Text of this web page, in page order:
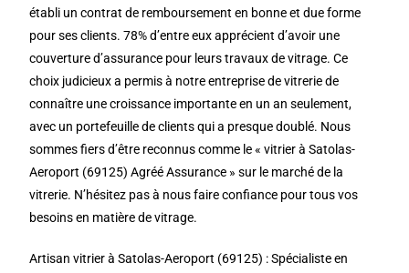
établi un contrat de remboursement en bonne et due forme
pour ses clients. 78% d’entre eux apprécient d’avoir une
couverture d’assurance pour leurs travaux de vitrage. Ce
choix judicieux a permis à notre entreprise de vitrerie de
connaître une croissance importante en un an seulement,
avec un portefeuille de clients qui a presque doublé. Nous
sommes fiers d’être reconnus comme le « vitrier à Satolas-
Aeroport (69125) Agréé Assurance » sur le marché de la
vitrerie. N’hésitez pas à nous faire confiance pour tous vos
besoins en matière de vitrage.
Artisan vitrier à Satolas-Aeroport (69125) : Spécialiste en